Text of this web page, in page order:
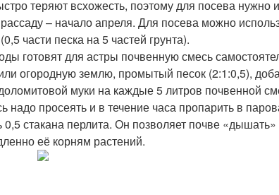
теряют всхожесть, поэтому для посева нужно
– начало апреля. Для посева можно
части песка на 5 частей грунта).
готовят для астры почвенную смесь
огородную землю, промытый песок (2:1:0,5),
муки на каждые 5 литров почвенной
надо просеять и в течение часа пропарить в
0,5 стакана перлита. Он позволяет почве
её корням растений.